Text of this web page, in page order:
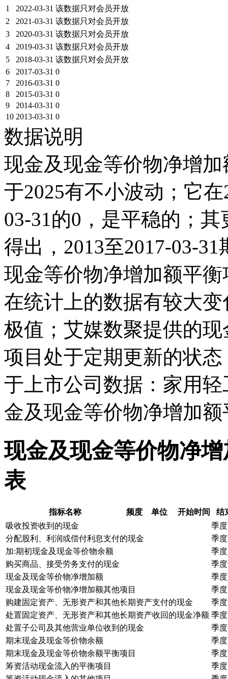
1
2022-03-31 该数据只对会员开放
2
2021-03-31 该数据只对会员开放
3
2020-03-31 该数据只对会员开放
4
2019-03-31 该数据只对会员开放
5
2018-03-31 该数据只对会员开放
6
2017-03-31 0
7
2016-03-31 0
8
2015-03-31 0
9
2014-03-31 0
10 2013-03-31 0
数据说明
现金及现金等价物净增
于2025有不小波动；它
03-31的0，是平稳的；
得出，2013至2017-03-
现金等价物净增加额平衡
在统计上的数据有较大
极值；艾媒数聚提供的
项目处于定期更新的状
于上市公司数据：家用
金及现金等价物净增加
现金及现金等价物净
表
指标名称 频度 单位 开始时间
结
吸收投资收到的现金
季度
分配股利、利润或偿付利息支付的现金
季度
加:期初现金及现金等价物余额
季度
购买商品、接受劳务支付的现金
季度
现金及现金等价物净增加额
季度
现金及现金等价物净增加额其他项目
季度
购建固定资产、无形资产和其他长期资产支付的现金
季度
处置固定资产、无形资产和其他长期资产收回的现金净额 季度
处置子公司及其他营业单位收到的现金
季度
期末现金及现金等价物余额
季度
期末现金及现金等价物余额平衡项目
季度
筹资活动现金流入的平衡项目
季度